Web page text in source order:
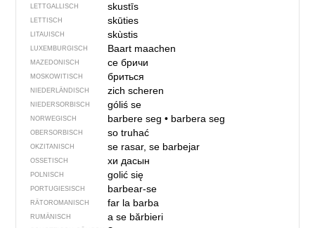
LETTGALLISCH skustīs
LETTISCH skūties
LITAUISCH skùstis
LUXEMBURGISCH Baart maachen
MAZEDONISCH се бричи
MOSKOWITISCH бриться
NIEDERLÄNDISCH zich scheren
NIEDERSORBISCH góliś se
NORWEGISCH barbere seg• barbera seg
OBERSORBISCH so truhać
OKZITANISCH se rasar, se barbejar
OSSETISCH хи дасын
POLNISCH golić się
PORTUGIESISCH barbear-se
RÄTOROMANISCH far la barba
RUMÄNISCH a se bărbieri